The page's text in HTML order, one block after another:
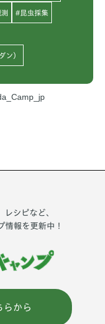
#昆虫採集
ン）
シピなど、
情報を更新中！
らから